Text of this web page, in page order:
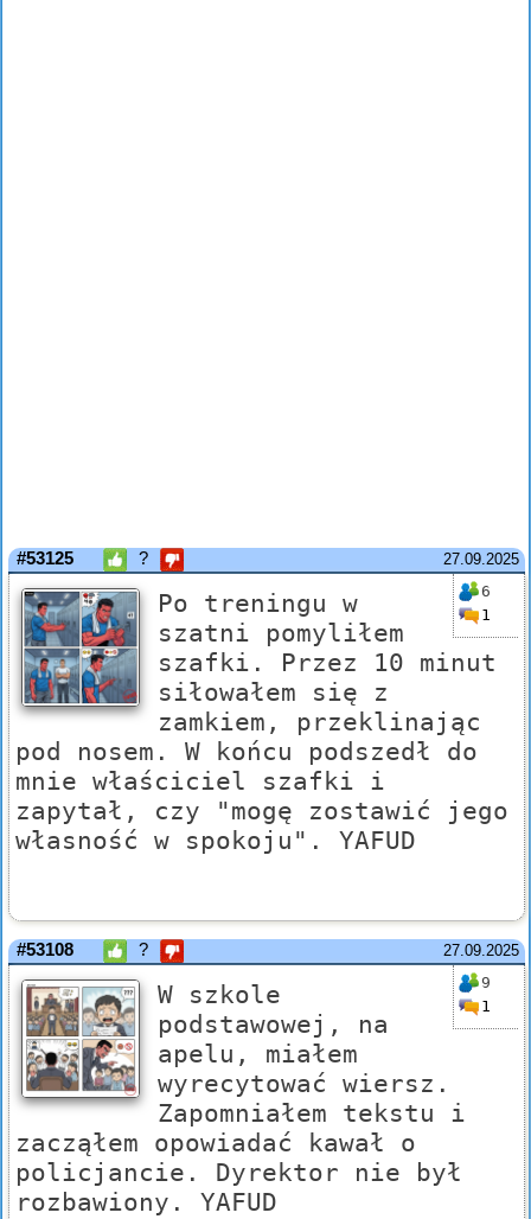
27.09.2025
#53125 ?
6
1
Po treningu w
szatni pomyliłem
szafki. Przez 10 minut
siłowałem się z
zamkiem, przeklinając
pod nosem. W końcu podszedł do
mnie właściciel szafki i
zapytał, czy "mogę zostawić jego
własność w spokoju". YAFUD
27.09.2025
#53108 ?
9
1
W szkole
podstawowej, na
apelu, miałem
wyrecytować wiersz.
Zapomniałem tekstu i
zacząłem opowiadać kawał o
policjancie. Dyrektor nie był
rozbawiony. YAFUD